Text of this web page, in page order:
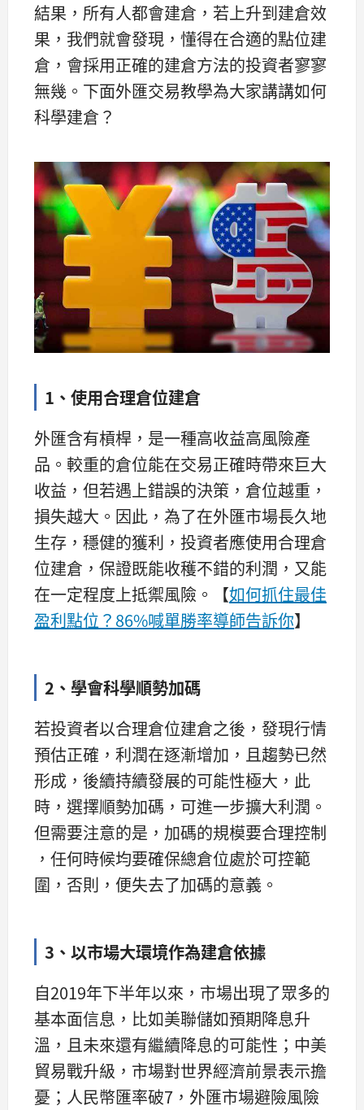
結果，所有人都會建倉，若上升到建倉效
果，我們就會發現，懂得在合適的點位建
倉，會採用正確的建倉方法的投資者寥寥
無幾。下面外匯交易教學為大家講講如何
科學建倉？
1、使用合理倉位建倉
外匯含有槓桿，是一種高收益高風險產
品。較重的倉位能在交易正確時帶來巨大
收益，但若遇上錯誤的決策，倉位越重，
損失越大。因此，為了在外匯市場長久地
生存，穩健的獲利，投資者應使用合理倉
位建倉，保證既能收穫不錯的利潤，又能
在一定程度上抵禦風險。【如何抓住最佳
盈利點位？86%喊單勝率導師告訴你】
2、學會科學順勢加碼
若投資者以合理倉位建倉之後，發現行情
預估正確，利潤在逐漸增加，且趨勢已然
形成，後續持續發展的可能性極大，此
時，選擇順勢加碼，可進一步擴大利潤。
但需要注意的是，加碼的規模要合理控制
，任何時候均要確保總倉位處於可控範
圍，否則，便失去了加碼的意義。
3、以市場大環境作為建倉依據
自2019年下半年以來，市場出現了眾多的
基本面信息，比如美聯儲如預期降息升
溫，且未來還有繼續降息的可能性；中美
貿易戰升級，市場對世界經濟前景表示擔
憂；人民幣匯率破7，外匯市場避險風險